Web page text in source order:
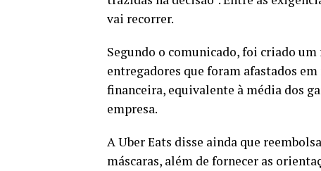
vai recorrer.
Segundo o comunicado, foi criado
entregadores que foram afastados
financeira, equivalente à média dos
empresa.
A Uber Eats disse ainda que
máscaras, além de fornecer as